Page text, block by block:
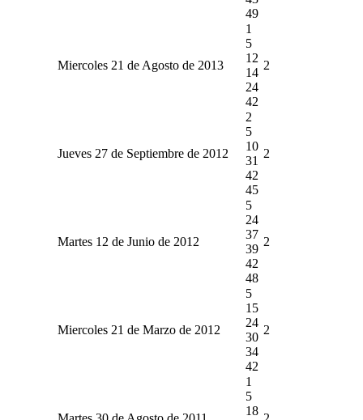
49
Miercoles 21 de Agosto de 2013
1
5
12
14
24
42
2
Jueves 27 de Septiembre de 2012
2
5
10
31
42
45
2
Martes 12 de Junio de 2012
5
24
37
39
42
48
2
Miercoles 21 de Marzo de 2012
5
15
24
30
34
42
2
1
5
18